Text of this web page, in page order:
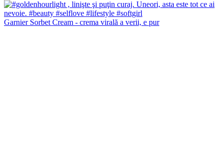
Garnier Sorbet Cream - crema virală a verii, e pur